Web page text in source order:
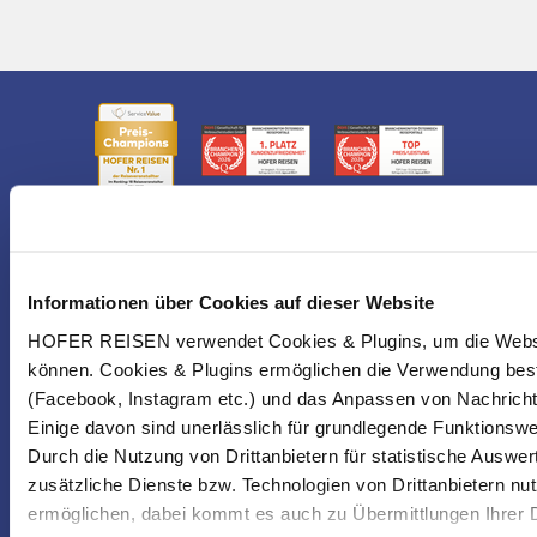
Informationen über Cookies auf dieser Website
HOFER REISEN verwendet Cookies & Plugins, um die
können. Cookies & Plugins ermöglichen die Verwendung
(Facebook, Instagram etc.) und das Anpassen von
Einige davon sind unerlässlich für grundlegende
Durch die Nutzung von Drittanbietern für statistische
zusätzliche Dienste bzw. Technologien von Drittanbietern
ermöglichen, dabei kommt es auch zu Übermittlungen Ihrer
NEWSLETTER